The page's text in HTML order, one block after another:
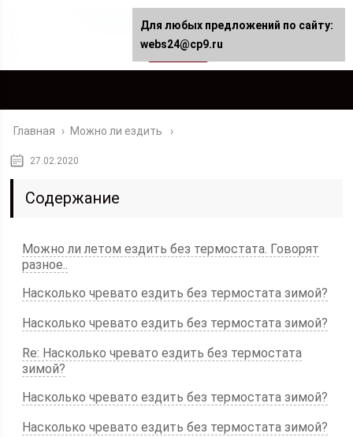
Главная › Можно ли ездить
27.02.2020
Содержание
Можно ли летом ездить без термостата. Говорят
разное..
Насколько чревато ездить без термостата зимой?
Насколько чревато ездить без термостата зимой?
Re: Насколько чревато ездить без термостата
зимой?
Насколько чревато ездить без термостата зимой?
Насколько чревато ездить без термостата зимой?
Для любых предложений по сайту:
webs24@cp9.ru